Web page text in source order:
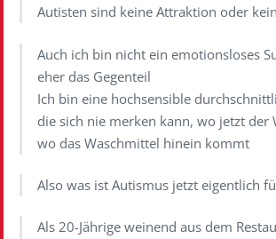
Autisten sind keine Attraktion oder
Auch ich bin nicht ein emotionsloses
eher das Gegenteil
Ich bin eine hochsensible
die sich nie merken kann, wo jetzt der
wo das Waschmittel hinein kommt
Also was ist Autismus jetzt eigentlich
Als 20-Jährige weinend aus dem